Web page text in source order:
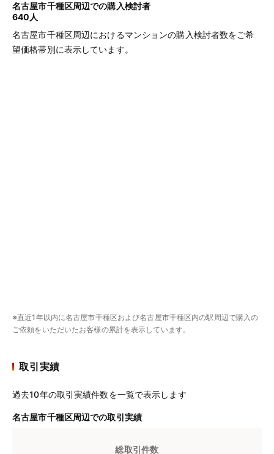
名古屋市千種区周辺での購入検討者
640人
名古屋市千種区周辺におけるマンションの購入検討者数をご希
望価格帯別に表示しています。
※直近1年以内に名古屋市千種区および名古屋市千種区内の駅周辺で購入の
ご依頼をいただいたお客様の累計を表示しています。
取引実績
過去10年の取引実績件数を一覧で表示します
名古屋市千種区周辺での取引実績
総取引件数